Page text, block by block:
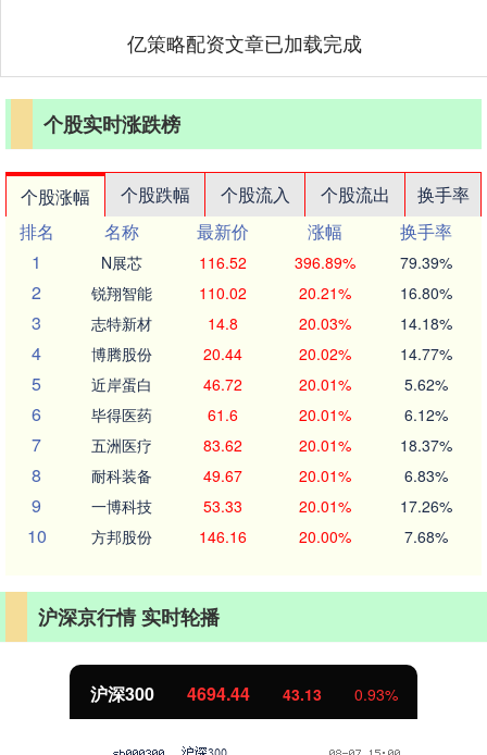
亿策略配资文章已加载完成
个股实时涨跌榜
个股涨幅 个股跌幅 个股流入 个股流出
换手率
排名
名称 最新价 涨幅
换手率
1
N展芯 116.52 396.89% 79.39%
2 锐翔智能 110.02 20.21% 16.80%
3 志特新材 14.8 20.03% 14.18%
4 博腾股份 20.44 20.02% 14.77%
5 近岸蛋白 46.72 20.01% 5.62%
6 毕得医药 61.6 20.01% 6.12%
7 五洲医疗 83.62 20.01% 18.37%
8 耐科装备 49.67 20.01% 6.83%
9 一博科技 53.33 20.01% 17.26%
10 方邦股份 146.16 20.00% 7.68%
沪深京行情 实时轮播
沪深300 4694.44 43.13 0.93%